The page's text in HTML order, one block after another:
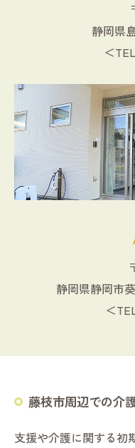
静岡県
＜
静岡県静岡市
＜
藤枝市周辺での介
支援や介護に関する初